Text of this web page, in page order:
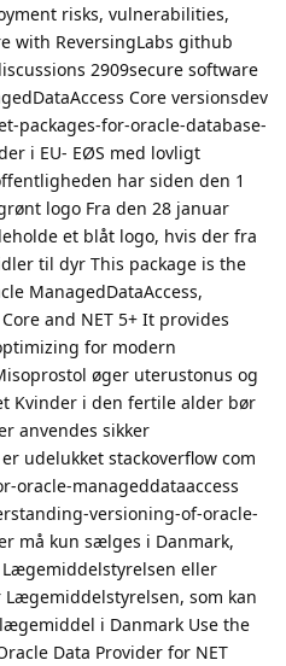
risks, vulnerabilities,
with ReversingLabs github
2909secure software
Core versionsdev
packages-for-oracle-database-
i EU- EØS med lovligt
har siden den 1
logo Fra den 28 januar
et blåt logo, hvis der fra
til dyr This package is the
ManagedDataAccess,
and NET 5+ It provides
for modern
øger uterustonus og
Kvinder i den fertile alder bør
anvendes sikker
udelukket stackoverflow com
oracle-manageddataaccess
versioning-of-oracle-
må kun sælges i Danmark,
eller
som kan
i Danmark Use the
Data Provider for NET